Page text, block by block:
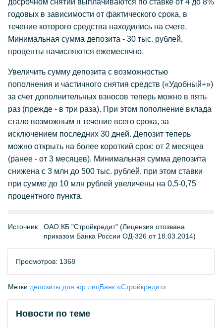
досрочном снятии выплачиваются по ставке от 4 до 8%
годовых в зависимости от фактического срока, в
течение которого средства находились на счете.
Минимальная сумма депозита - 30 тыс. рублей,
проценты начисляются ежемесячно.
Увеличить сумму депозита с возможностью
пополнения и частичного снятия средств («Удобный+»)
за счет дополнительных взносов теперь можно в пять
раз (прежде - в три раза). При этом пополнение вклада
стало возможным в течение всего срока, за
исключением последних 30 дней. Депозит теперь
можно открыть на более короткий срок: от 2 месяцев
(ранее - от 3 месяцев). Минимальная сумма депозита
снижена с 3 млн до 500 тыс. рублей, при этом ставки
при сумме до 10 млн рублей увеличены на 0,5-0,75
процентного пункта.
Источник: ОАО КБ "Стройкредит" (Лицензия отозвана
приказом Банка России ОД-326 от 18.03.2014)
Просмотров: 1368
Метки:депозиты для юр.лицБанк «Стройкредит»
Новости по теме